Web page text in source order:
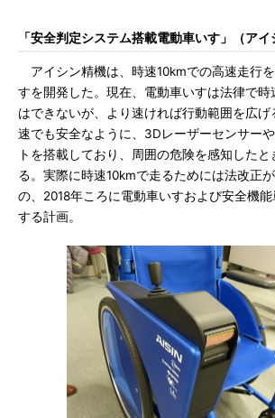
「安全判定システム搭載電動車いす」（アイ
アイシン精機は、時速10kmでの高速走行
すを開発した。現在、電動車いすは法律で時
はできないが、より速ければ行動範囲を広げ
速でも安全なように、3Dレーザーセンサー
トを搭載しており、周囲の危険を感知した
る。実際に時速10kmで走るためには法改正
の、2018年ころに電動車いすおよび安全機
する計画。